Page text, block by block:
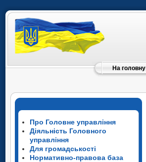
На головну
Про Головне управління
Діяльність Головного
управління
Для громадськості
Нормативно-правова база